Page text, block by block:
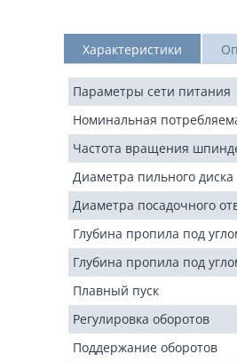
Характеристики
Параметры сети питания
Номинальная
Частота вращения
Диаметра пильного диска
Диаметра посадочного
Глубина пропила под
Глубина пропила под
Плавный пуск
Регулировка оборотов
Поддержание оборотов